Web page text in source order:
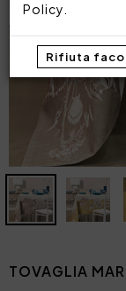
Policy
Rifiuta
TOVAGLIA